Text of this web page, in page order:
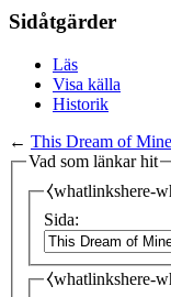
Sidåtgärder
Läs
Visa källa
Historik
← This Dream of Mine
Vad som länkar hit
⧼whatlinkshere-
Sida:
⧼whatlinkshere-